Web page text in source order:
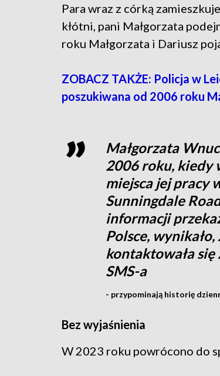
Para wraz z córką
kłótni, pani Małgorzata
roku Małgorzata i Dariusz
ZOBACZ TAKŻE: Policja w
poszukiwana od 2006 roku
Małgorzata
2006 roku, kiedy
miejsca jej pracy
Sunningdale
informacji
Polsce,
kontaktowała się
SMS-a
- przypominają historię
Bez wyjaśnienia
W 2023 roku powrócono do